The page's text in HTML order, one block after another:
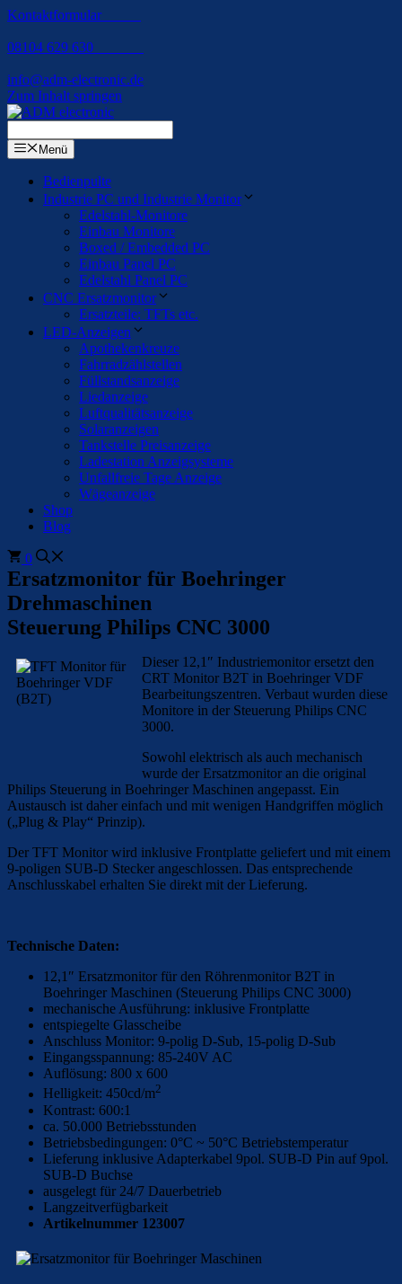
Kontaktformular
08104 629 630
info@adm-electronic.de
Zum Inhalt springen
Menü
Bedienpulte
Industrie PC und Industrie Monitor
Edelstahl-Monitore
Einbau Monitore
Boxed / Embedded PC
Einbau Panel PC
Edelstahl Panel PC
CNC Ersatzmonitor
Ersatzteile: TFTs etc.
LED-Anzeigen
Apothekenkreuze
Fahrradzählstellen
Füllstandsanzeige
Liedanzeige
Luftqualitätsanzeige
Solaranzeigen
Tankstelle Preisanzeige
Ladestation Anzeigsysteme
Unfallfreie Tage Anzeige
Wägeanzeige
Shop
Blog
0
Ersatzmonitor für Boehringer
Drehmaschinen
Steuerung Philips CNC 3000
Dieser 12,1″ Industriemonitor ersetzt den
CRT Monitor B2T in Boehringer VDF
Bearbeitungszentren. Verbaut wurden diese
Monitore in der Steuerung Philips CNC
3000.
Sowohl elektrisch als auch mechanisch
wurde der Ersatzmonitor an die original
Philips Steuerung in Boehringer Maschinen angepasst. Ein
Austausch ist daher einfach und mit wenigen Handgriffen möglich
(„Plug & Play“ Prinzip).
Der TFT Monitor wird inklusive Frontplatte geliefert und mit einem
9-poligen SUB-D Stecker angeschlossen. Das entsprechende
Anschlusskabel erhalten Sie direkt mit der Lieferung.
Technische Daten:
12,1″ Ersatzmonitor für den Röhrenmonitor B2T in
Boehringer Maschinen (Steuerung Philips CNC 3000)
mechanische Ausführung: inklusive Frontplatte
entspiegelte Glasscheibe
Anschluss Monitor: 9-polig D-Sub, 15-polig D-Sub
Eingangsspannung: 85-240V AC
Auflösung: 800 x 600
Helligkeit: 450cd/m2
Kontrast: 600:1
ca. 50.000 Betriebsstunden
Betriebsbedingungen: 0°C ~ 50°C Betriebstemperatur
Lieferung inklusive Adapterkabel 9pol. SUB-D Pin auf 9pol.
SUB-D Buchse
ausgelegt für 24/7 Dauerbetrieb
Langzeitverfügbarkeit
Artikelnummer 123007